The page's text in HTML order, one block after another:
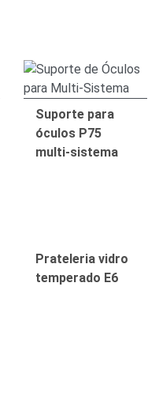
Suporte para
óculos P75
multi-sistema
Prateleria vidro
temperado E6